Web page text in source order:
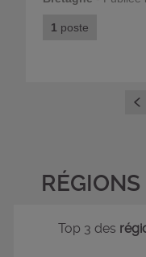
1 poste
<
Top 3 des